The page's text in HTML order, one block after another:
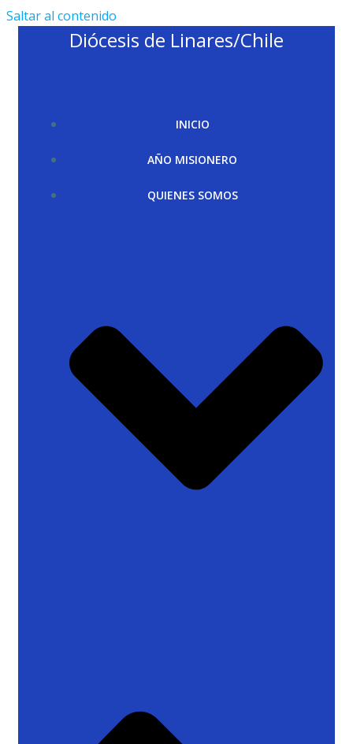
Saltar al contenido
Diócesis de Linares/Chile
INICIO
AÑO MISIONERO
QUIENES SOMOS